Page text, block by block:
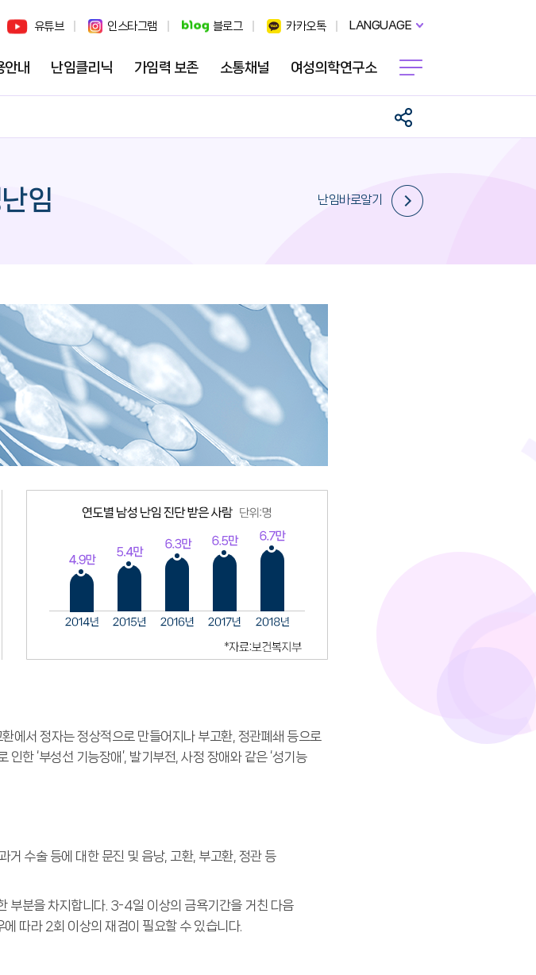
유튜브 인스타그램 블로그 카카오톡 LANGUAGE
안내 난임클리닉 가임력 보존 소통채널 여성의학연구소
임 난임바로알기
에서 정자는 정상적으로 만들어지나 부고환, 정관폐쇄 등으로
한 ‘부성선 기능장애’, 발기부전, 사정 장애와 같은 ‘성기능
거 수술 등에 대한 문진 및 음낭, 고환, 부고환, 정관 등
부분을 차지합니다. 3-4일 이상의 금욕기간을 거친 다음
따라 2회 이상의 재검이 필요할 수 있습니다.